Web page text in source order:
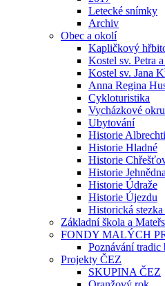
Letecké snímky
Archiv
Obec a okolí
Kapličkový
Kostel sv. Petra
Kostel sv. Jana
Anna Regina
Cykloturistika
Vycházkové
Ubytování
Historie
Historie Hladné
Historie
Historie Jehnědna
Historie Údraže
Historie Újezdu
Historická
Základní škola a
FONDY MALÝCH
Poznávání tradic
Projekty ČEZ
SKUPINA ČEZ